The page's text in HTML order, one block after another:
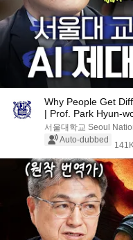
Why People Get
| Prof. Park Hyun-
서울대학교 Seoul
Auto-dubbed